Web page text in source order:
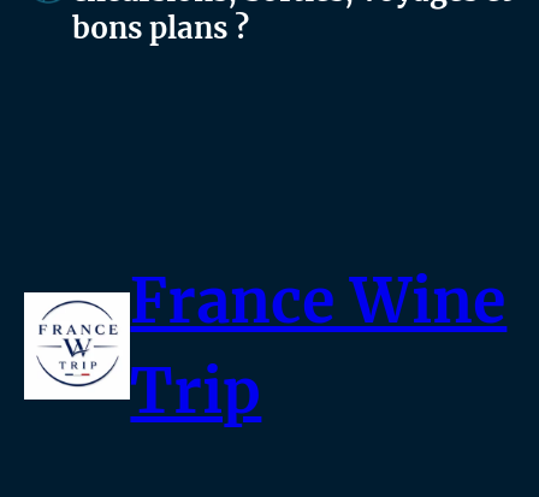
bons plans ?
France Wine
Trip